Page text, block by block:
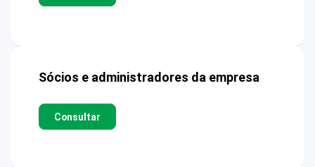
Sócios e administradores da empresa
Consultar